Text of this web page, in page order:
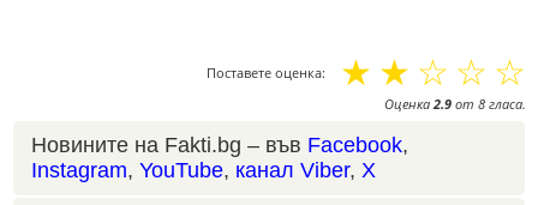
Поставете оценка: ☆
☆
☆
☆
☆
Оценка2.9 от 8 гласа.
Новините на Fakti.bg – във Facebook,
Instagram, YouTube, канал Viber, X